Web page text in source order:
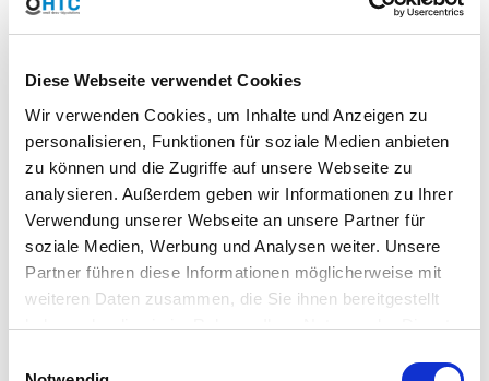
Diese Webseite verwendet Cookies
Wir verwenden Cookies, um Inhalte und Anzeigen zu
personalisieren, Funktionen für soziale Medien anbieten
zu können und die Zugriffe auf unsere Webseite zu
analysieren. Außerdem geben wir Informationen zu Ihrer
Verwendung unserer Webseite an unsere Partner für
soziale Medien, Werbung und Analysen weiter. Unsere
Partner führen diese Informationen möglicherweise mit
weiteren Daten zusammen, die Sie ihnen bereitgestellt
haben oder die sie im Rahmen Ihrer Nutzung der Dienste
Cookies, wenn Sie unsere Webseite weiterhin nutzen.
PVC Saug-/Druckschlauch mit starrer stoßfester PVC-
Spirale. Glatte Innenfläche und Wellprofilm, metrische und
PVC Saug-/Druckschlauch mit
Außenfläche, metrische und Gas Richtlinien.
PVC Saug-/Druckschlauch mit interner
Polyurethanbeschichtung und Spiralverstärkung aus
stoßfestem Hart-PVC. Glatte Innenfläche und Wellprofilm,
metrische und Gas Richtlinien nach ISO 3994.
PVC Saug-/Druckschlauch mit interner
Polyurethanbeschichtung und Metallverstärkungsspirale.
Glatte Innen- und Außenfläche, metrische und Gas
PVC-Schlauch (einschichtig). Glatte Innen- und
Außenfläche, metrische und Gas Richtlinien.
PVC-Schlauch mit Textileinsatz